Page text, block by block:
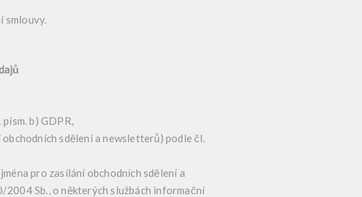
smlouvy.
b) GDPR,
sdělení a newsletterů) podle čl.
pro zasílání obchodních sdělení a
2004 Sb., o některých službách informační